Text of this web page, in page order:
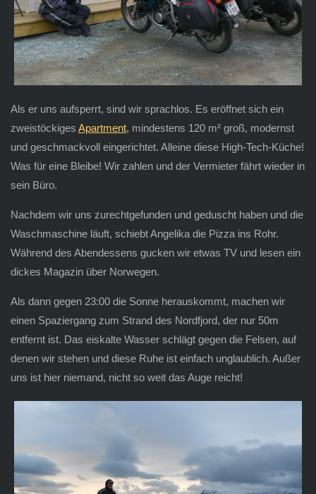
Als er uns aufsperrt, sind wir sprachlos. Es eröffnet sich ein
zweistöckiges Apartment, mindestens 120 m² groß, modernst
und geschmackvoll eingerichtet. Alleine diese High-Tech-Küche!
Was für eine Bleibe! Wir zahlen und der Vermieter fährt wieder in
sein Büro.
Nachdem wir uns zurechtgefunden und geduscht haben und die
Waschmaschine läuft, schiebt Angelika die Pizza ins Rohr.
Während des Abendessens gucken wir etwas TV und lesen ein
dickes Magazin über Norwegen.
Als dann gegen 23:00 die Sonne herauskommt, machen wir
einen Spaziergang zum Strand des Nordfjord, der nur 50m
entfernt ist. Das eiskalte Wasser schlägt gegen die Felsen, auf
denen wir stehen und diese Ruhe ist einfach unglaublich. Außer
uns ist hier niemand, nicht so weit das Auge reicht!